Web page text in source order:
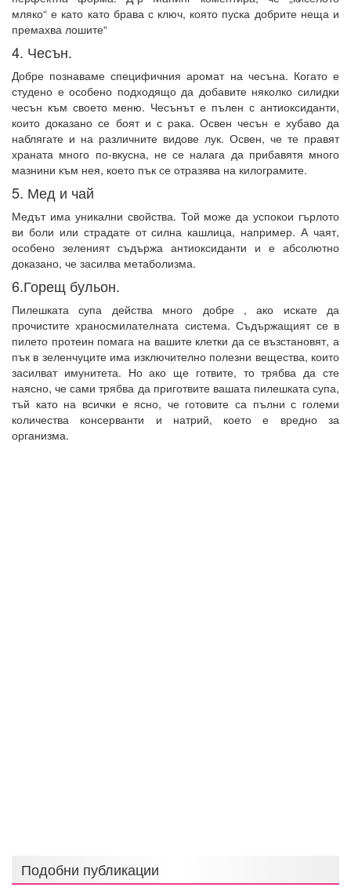
мляко“ е като като брава с ключ, която пуска добрите неща и
премахва лошите“
4. Чесън.
Добре познаваме специфичния аромат на чесъна. Когато е
студено е особено подходящо да добавите няколко силидки
чесън към своето меню. Чесънът е пълен с антиоксиданти,
които доказано се боят и с рака. Освен чесън е хубаво да
наблягате и на различните видове лук. Освен, че те правят
храната много по-вкусна, не се налага да прибавятя много
мазнини към нея, което пък се отразява на килограмите.
5. Мед и чай
Медът има уникални свойства. Той може да успокои гърлото
ви боли или страдате от силна кашлица, например. А чаят,
особено зеленият съдържа антиоксиданти и е абсолютно
доказано, че засилва метаболизма.
6.Горещ бульон.
Пилешката супа действа много добре , ако искате да
прочистите храносмилателната система. Съдържащият се в
пилето протеин помага на вашите клетки да се възстановят, а
пък в зеленчуците има изключително полезни вещества, които
засилват имунитета. Но ако ще готвите, то трябва да сте
наясно, че сами трябва да приготвите вашата пилешката супа,
тъй като на всички е ясно, че готовите са пълни с големи
количества консерванти и натрий, което е вредно за
организма.
Подобни публикации